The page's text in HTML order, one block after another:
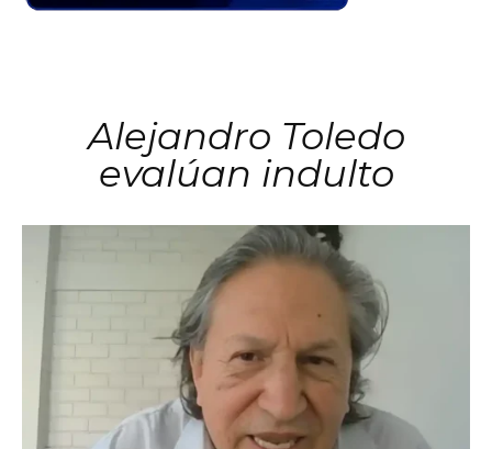
Alejandro Toledo
evalúan indulto